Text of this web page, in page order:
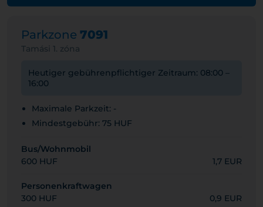
Parkzone 7091
Tamási 1. zóna
Heutiger gebührenpflichtiger Zeitraum: 08:00 –
16:00
Maximale Parkzeit: -
Mindestgebühr: 75 HUF
Bus/Wohnmobil
600 HUF
1,7 EUR
Personenkraftwagen
300 HUF
0,9 EUR